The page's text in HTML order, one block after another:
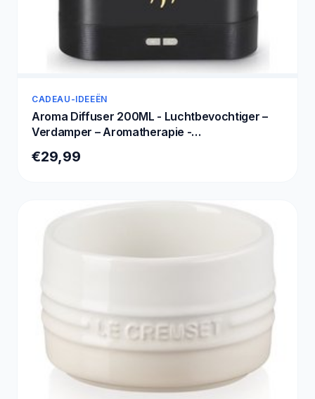
CADEAU-IDEEËN
Aroma Diffuser 200ML - Luchtbevochtiger –
Verdamper – Aromatherapie -
€29,99